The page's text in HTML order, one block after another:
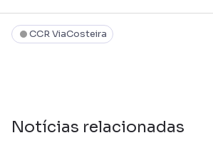
CCR ViaCosteira
Notícias relacionadas